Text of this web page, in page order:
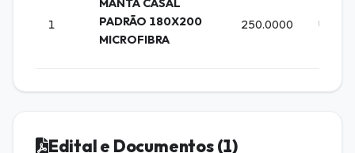
1
MANTA CASAL
PADRÃO 180X200
MICROFIBRA
250.0000
Edital e Documentos (1)